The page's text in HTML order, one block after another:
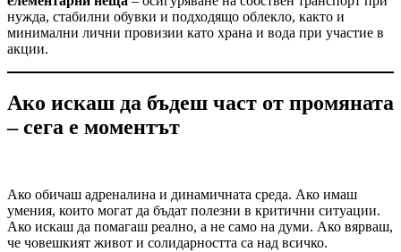
нужда, стабилни обувки и подходящо облекло, както и
минимални лични провизии като храна и вода при участие в
акции.
Ако искаш да бъдеш част от промяната
– сега е моментът
Ако обичаш адреналина и динамичната среда. Ако имаш
умения, които могат да бъдат полезни в критични ситуации.
Ако искаш да помагаш реално, а не само на думи. Ако вярваш,
че човешкият живот и солидарността са над всичко.